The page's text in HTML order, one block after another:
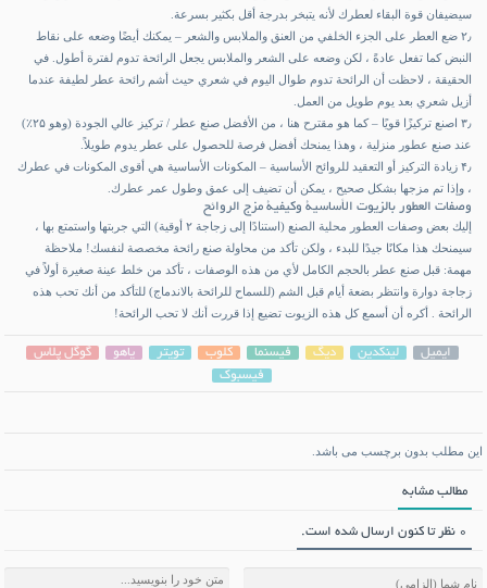
سيضيفان قوة البقاء لعطرك لأنه يتبخر بدرجة أقل بكثير بسرعة.
۲٫ ضع العطر على الجزء الخلفي من العنق والملابس والشعر – يمكنك أيضًا وضعه على نقاط
النبض كما تفعل عادةً ، لكن وضعه على الشعر والملابس يجعل الرائحة تدوم لفترة أطول. في
الحقيقة ، لاحظت أن الرائحة تدوم طوال اليوم في شعري حيث أشم رائحة عطر لطيفة عندما
أزيل شعري بعد يوم طويل من العمل.
۳٫ اصنع تركيزًا قويًا – كما هو مقترح هنا ، من الأفضل صنع عطر / تركيز عالي الجودة (وهو ۲۵٪)
عند صنع عطور منزلية ، وهذا يمنحك أفضل فرصة للحصول على عطر يدوم طويلاً.
۴٫ زيادة التركيز أو التعقيد للروائح الأساسية – المكونات الأساسية هي أقوى المكونات في عطرك
، وإذا تم مزجها بشكل صحيح ، يمكن أن تضيف إلى عمق وطول عمر عطرك.
وصفات العطور بالزيوت الأساسية وكيفية مزج الروائح
إليك بعض وصفات العطور
محلية الصنع (استنادًا إلى زجاجة ۲ أوقية) التي جربتها واستمتع بها ،
سيمنحك هذا مكانًا جيدًا للبدء ، ولكن تأكد من محاولة صنع رائحة مخصصة لنفسك! ملاحظة
مهمة: قبل صنع عطر بالحجم الكامل لأي من هذه الوصفات ، تأكد من خلط عينة صغيرة أولاً في
زجاجة دوارة وانتظر بضعة أيام قبل الشم (للسماح للرائحة بالاندماج) للتأكد من أنك تحب هذه
الرائحة . أكره أن أسمع كل هذه الزيوت تضيع إذا قررت أنك لا تحب الرائحة!
ایمیل لینکدین دیگ فیسنما کلوب تویتر یاهو
گوگل پلاس
فیسبوک
این مطلب بدون برچسب می باشد.
مطالب مشابه
0 نظر تا کنون ارسال شده است.